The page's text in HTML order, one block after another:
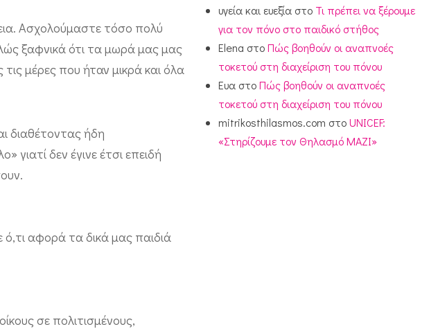
Ασχολούμαστε τόσο πολύ
ξαφνικά ότι τα μωρά μας μας
τις μέρες που ήταν μικρά και όλα
διαθέτοντας ήδη
γιατί δεν έγινε έτσι επειδή
αφορά τα δικά μας παιδιά
σε πολιτισμένους,
υγεία και ευεξία στο Τι πρέπει να ξέρουμε
για τον πόνο στο παιδικό στήθος
Elena στοΠώς βοηθούν οι αναπνοές
τοκετού στη διαχείριση του πόνου
Ευα στοΠώς βοηθούν οι αναπνοές
τοκετού στη διαχείριση του πόνου
mitrikosthilasmos.com στοUNICEF:
«Στηρίζουμε τον Θηλασμό ΜΑΖΙ»